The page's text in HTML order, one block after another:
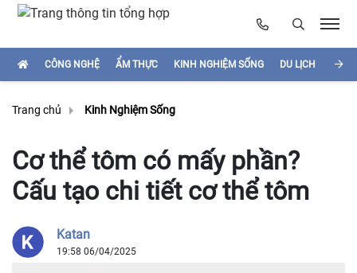
CÔNG NGHỆ ẨM THỰC KINH NGHIỆM SỐNG DU LỊCH
Trang chủ Kinh Nghiệm Sống
Cơ thể tôm có mấy phần?
Cấu tạo chi tiết cơ thể tôm
Katan
19:58 06/04/2025